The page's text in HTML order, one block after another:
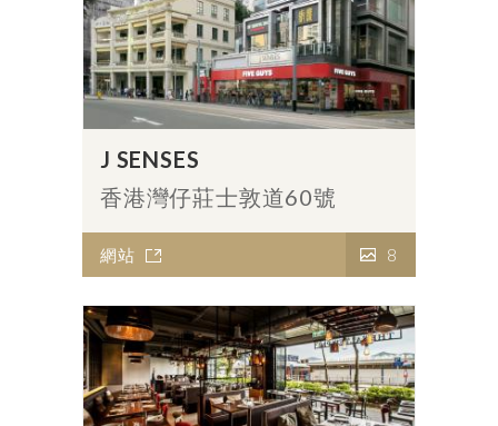
J SENSES
香港灣仔莊士敦道60號
網站 8